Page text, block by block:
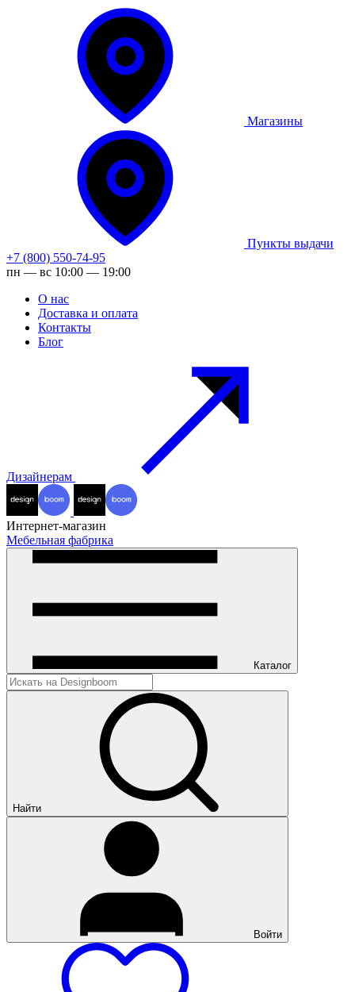
Магазины
Пункты выдачи
+7 (800) 550-74-95
пн — вс 10:00 — 19:00
О нас
Доставка и оплата
Контакты
Блог
Дизайнерам
Интернет-магазин
Мебельная фабрика
Каталог
Найти
Войти